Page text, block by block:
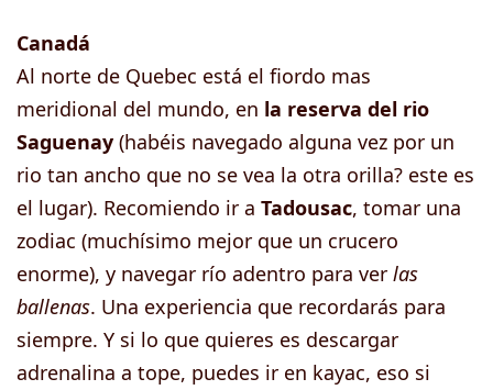
Canadá
Al norte de Quebec está el fiordo mas
meridional del mundo, en la reserva del rio
Saguenay (habéis navegado alguna vez por un
rio tan ancho que no se vea la otra orilla? este es
el lugar). Recomiendo ir a Tadousac, tomar una
zodiac (muchísimo mejor que un crucero
enorme), y navegar río adentro para ver las
ballenas. Una experiencia que recordarás para
siempre. Y si lo que quieres es descargar
adrenalina a tope, puedes ir en kayac, eso si